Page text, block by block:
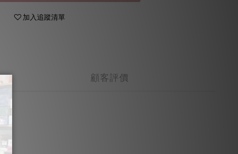
加入追蹤清單
顧客評價